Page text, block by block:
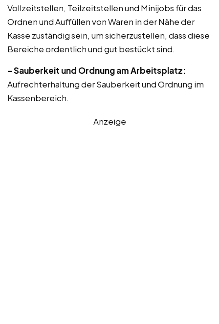
Vollzeitstellen, Teilzeitstellen und Minijobs für das
Ordnen und Auffüllen von Waren in der Nähe der
Kasse zuständig sein, um sicherzustellen, dass diese
Bereiche ordentlich und gut bestückt sind.
– Sauberkeit und Ordnung am Arbeitsplatz:
Aufrechterhaltung der Sauberkeit und Ordnung im
Kassenbereich.
Anzeige